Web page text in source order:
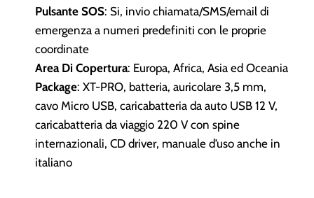
Pulsante SOS: Si, invio chiamata/SMS/email di
emergenza a numeri predefiniti con le proprie
coordinate
Area Di Copertura: Europa, Africa, Asia ed Oceania
Package: XT-PRO, batteria, auricolare 3,5 mm,
cavo Micro USB, caricabatteria da auto USB 12 V,
caricabatteria da viaggio 220 V con spine
internazionali, CD driver, manuale d’uso anche in
italiano